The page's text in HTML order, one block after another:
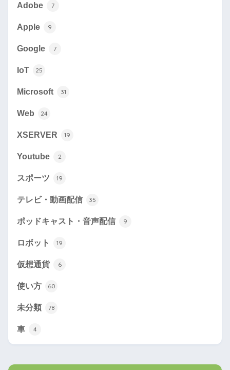
Adobe 7
Apple 9
Google 7
IoT 25
Microsoft 31
Web 24
XSERVER 19
Youtube 2
スポーツ 19
テレビ・動画配信 35
ポッドキャスト・音声配信 9
ロボット 19
仮想通貨 6
使い方 60
未分類 78
車 4